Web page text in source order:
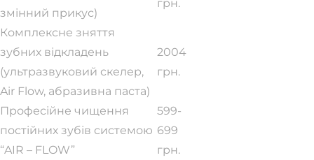
змінний прикус)
грн.
Комплексне зняття
зубних відкладень
(ультразвуковий скелер,
Air Flow, абразивна паста)
2004
грн.
Професійне чищення
постійних зубів системою
“AIR – FLOW”
599-
699
грн.